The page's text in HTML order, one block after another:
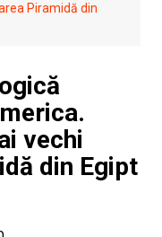
Piramidă din
vechi
din Egipt